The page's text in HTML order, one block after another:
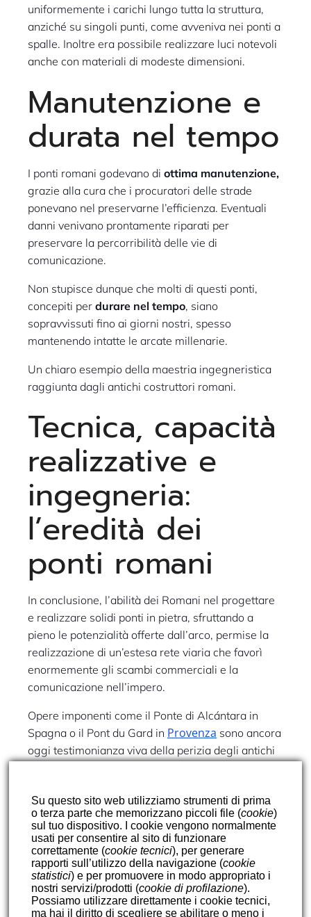
uniformemente i carichi lungo tutta la struttura,
anziché su singoli punti, come avveniva nei ponti a
spalle. Inoltre era possibile realizzare luci notevoli
anche con materiali di modeste dimensioni.
Manutenzione e
durata nel tempo
I ponti romani godevano di ottima manutenzione,
grazie alla cura che i procuratori delle strade
ponevano nel preservarne l’efficienza. Eventuali
danni venivano prontamente riparati per
preservare la percorribilità delle vie di
comunicazione.
Non stupisce dunque che molti di questi ponti,
concepiti per durare nel tempo, siano
sopravvissuti fino ai giorni nostri, spesso
mantenendo intatte le arcate millenarie.
Un chiaro esempio della maestria ingegneristica
raggiunta dagli antichi costruttori romani.
Tecnica, capacità
realizzative e
ingegneria:
l’eredità dei
ponti romani
In conclusione, l’abilità dei Romani nel progettare
e realizzare solidi ponti in pietra, sfruttando a
pieno le potenzialità offerte dall’arco, permise la
realizzazione di un’estesa rete viaria che favorì
enormemente gli scambi commerciali e la
comunicazione nell’impero.
Opere imponenti come il Ponte di Alcántara in
Spagna o il Pont du Gard in Provenza sono ancora
oggi testimonianza viva della perizia degli antichi
Precedente Successivi
Su questo sito web utilizziamo strumenti di prima
o terza parte che memorizzano piccoli file (cookie)
sul tuo dispositivo. I cookie vengono normalmente
usati per consentire al sito di funzionare
correttamente (cookie tecnici), per generare
rapporti sull’utilizzo della navigazione (cookie
statistici) e per promuovere in modo appropriato i
nostri servizi/prodotti (cookie di profilazione).
Possiamo utilizzare direttamente i cookie tecnici,
ma hai il diritto di scegliere se abilitare o meno i